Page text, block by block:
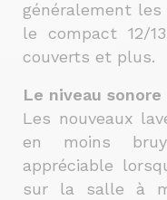
généralement les
le compact 12/
couverts et plus.
Le niveau sonore
Les nouveaux
en moins
appréciable
sur la salle à